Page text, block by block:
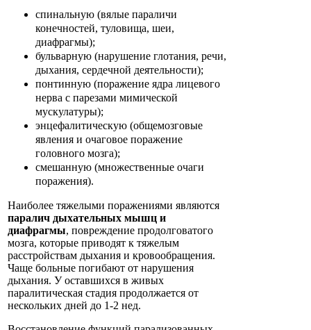
спинальную (вялые параличи
конечностей, туловища, шеи,
диафрагмы);
бульварную (нарушение глотания, речи,
дыхания, сердечной деятельности);
понтинную (поражение ядра лицевого
нерва с парезами мимической
мускулатуры);
энцефалитическую (общемозговые
явления и очаговое поражение
головного мозга);
смешанную (множественные очаги
поражения).
Наиболее тяжелыми поражениями являются
паралич дыхательных мышц и
диафрагмы, повреждение продолговатого
мозга, которые приводят к тяжелым
расстройствам дыхания и кровообращения.
Чаще больные погибают от нарушения
дыхания. У оставшихся в живых
паралитическая стадия продолжается от
нескольких дней до 1-2 нед.